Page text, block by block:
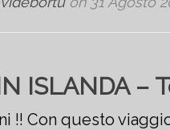
ISLANDA –
!! Con questo